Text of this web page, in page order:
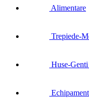
Alimentare
Trepiede-
Huse-